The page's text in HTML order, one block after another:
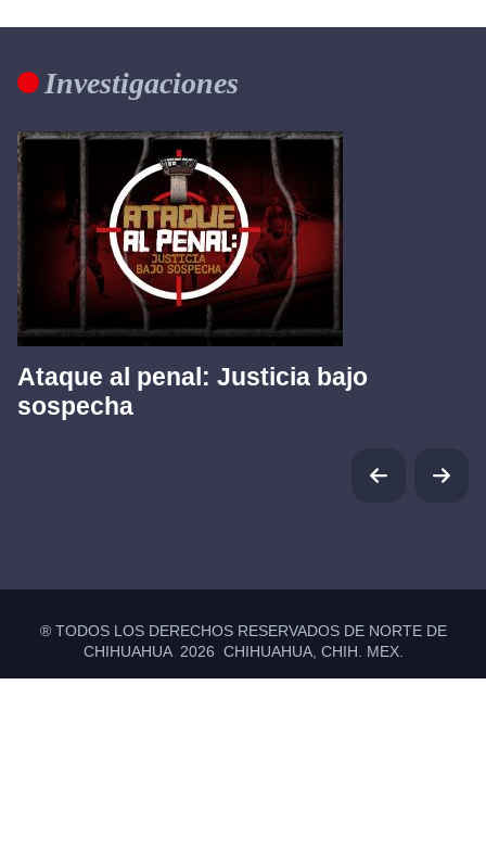
Investigaciones
Ataque al penal: Justicia bajo
sospecha
® TODOS LOS DERECHOS RESERVADOS DE NORTE DE
CHIHUAHUA 2026 CHIHUAHUA, CHIH. MEX.